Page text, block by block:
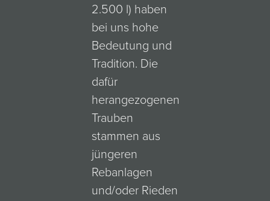
2.500 l) haben
bei uns hohe
Bedeutung und
Tradition. Die
dafür
herangezogenen
Trauben
stammen aus
jüngeren
Rebanlagen
und/oder Rieden